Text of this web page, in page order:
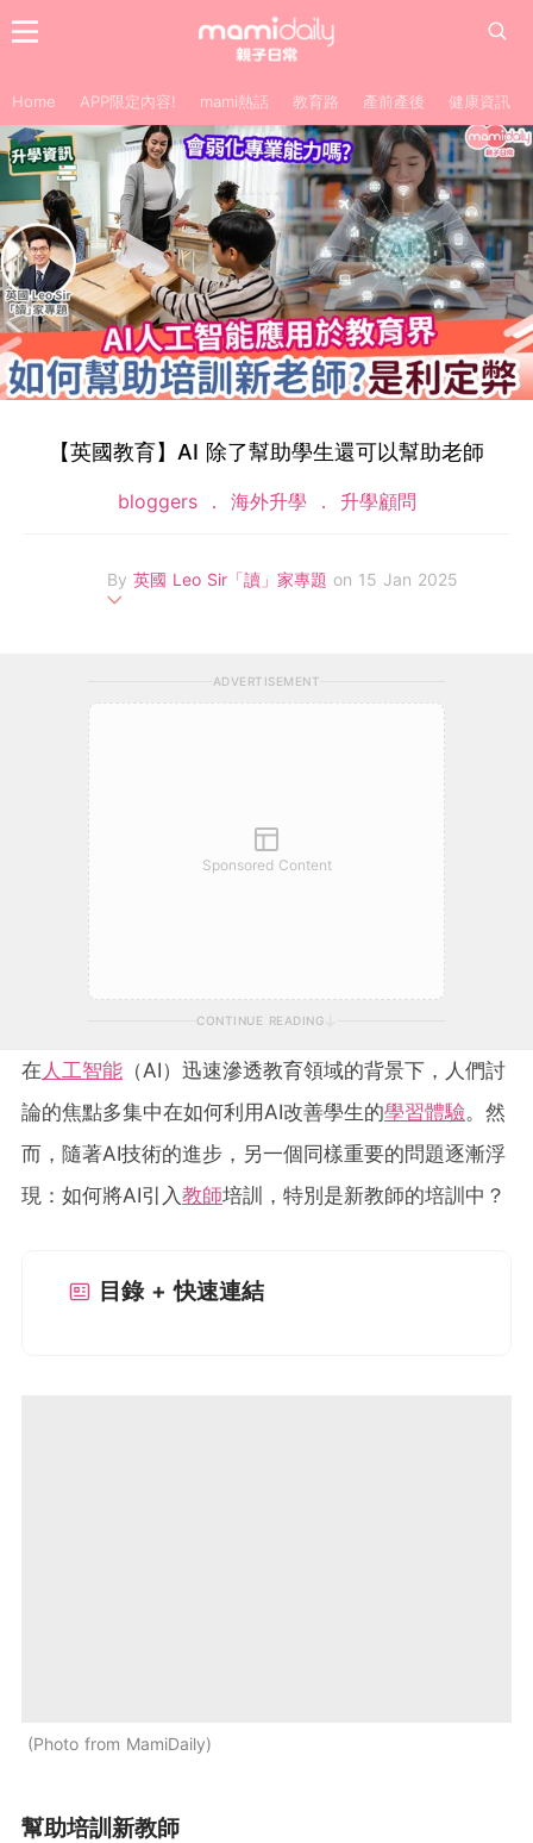
Home APP限定內容! mami熱話 教育路 產前產後 健康資訊
【英國教育】AI 除了幫助學生還可以幫助老師
bloggers 海外升學 升學顧問
By 英國 Leo Sir「讀」家專題 on 15 Jan 2025
10年英國教學經驗，曾在在英國倫敦著名私立學校任教。在2017
年，Leo Sir成為首位入選華人老師參與拍攝英國政府教育部宣傳
片，在英國不同電視頻道的廣告時段播放，被譽為英國華人圈內的
英國中小學教育專家。現為英國Leo Tuition創辦人，Leo Sir掌握
最新及全面的英國升學資訊，擅長分享各類型升學貼士，由英國中
小學的選校心得，個別科目的難處及秘訣，到牛津劍橋兩大名校的
面試奧秘等。
ADVERTISEMENT
Sponsored Content
CONTINUE READING
在 人工智能 （AI）迅速滲透教育領域的背景下，人們討
論的焦點多集中在如何利用AI改善學生的學習體驗。然
而，隨著AI技術的進步，另一個同樣重要的問題逐漸浮
現：如何將AI引入 教師培訓，特別是新教師的培訓中？
目錄 + 快速連結
Photo from MamiDaily
幫助培訓新教師